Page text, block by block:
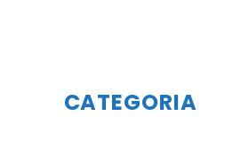
CATEGORIA